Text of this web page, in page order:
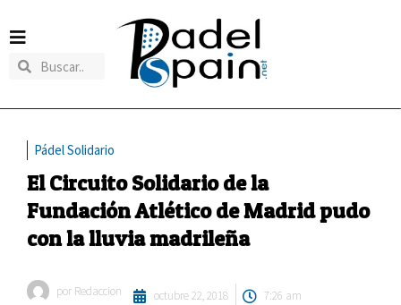
Pádel Solidario
El Circuito Solidario de la
Fundación Atlético de Madrid pudo
con la lluvia madrileña
por Redaccion octubre 22, 2018 7:26 am